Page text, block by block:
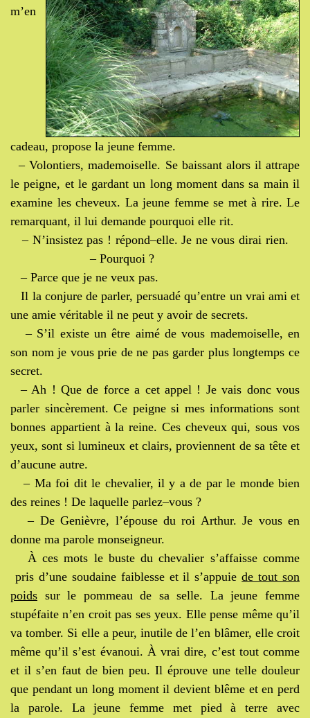
m’en
cadeau, propose la jeune femme.
– Volontiers, mademoiselle. Se baissant alors il attrape
le peigne, et le gardant un long moment dans sa main il
examine les cheveux. La jeune femme se met à rire. Le
remarquant, il lui demande pourquoi elle rit.
– N’insistez pas ! répond–elle. Je ne vous dirai rien.
– Pourquoi ?
– Parce que je ne veux pas.
Il la conjure de parler, persuadé qu’entre un vrai ami et
une amie véritable il ne peut y avoir de secrets.
– S’il existe un être aimé de vous mademoiselle, en
son nom je vous prie de ne pas garder plus longtemps ce
secret.
– Ah ! Que de force a cet appel ! Je vais donc vous
parler sincèrement. Ce peigne si mes informations sont
bonnes appartient à la reine. Ces cheveux qui, sous vos
yeux, sont si lumineux et clairs, proviennent de sa tête et
d’aucune autre.
– Ma foi dit le chevalier, il y a de par le monde bien
des reines ! De laquelle parlez–vous ?
– De Genièvre, l’épouse du roi Arthur. Je vous en
donne ma parole monseigneur.
À ces mots le buste du chevalier s’affaisse comme
pris d’une soudaine faiblesse et il s’appuiede tout son
poids sur le pommeau de sa selle. La jeune femme
stupéfaite n’en croit pas ses yeux. Elle pense même qu’il
va tomber. Si elle a peur, inutile de l’en blâmer, elle croit
même qu’il s’est évanoui. À vrai dire, c’est tout comme
et il s’en faut de bien peu. Il éprouve une telle douleur
que pendant un long moment il devient blême et en perd
la parole. La jeune femme met pied à terre avec